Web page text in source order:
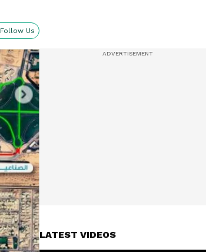
Follow Us
LATEST VIDEOS